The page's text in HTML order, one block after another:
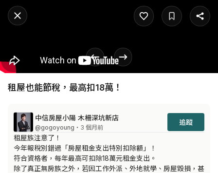
租屋也能節稅，最高扣18萬！
中信房屋小陽 木柵深坑新店
@gogoyoung ・3 個月前
追蹤
租屋族注意了！
今年報稅別錯過「房屋租金支出特別扣除額」！
符合資格者，每年最高可扣除18萬元租金支出。
除了真正無房族之外，若因工作外派、外地就學、房屋毀損，甚